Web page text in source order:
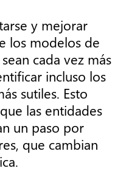
y mejorar
los modelos de
cada vez más
incluso los
sutiles. Esto
las entidades
un paso por
que cambian